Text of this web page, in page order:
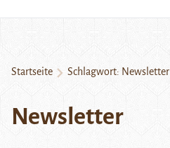
Startseite Schlagwort: Newsletter
Newsletter